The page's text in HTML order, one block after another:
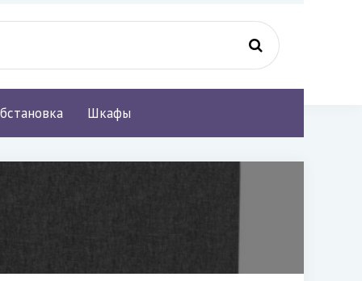
Шкафы